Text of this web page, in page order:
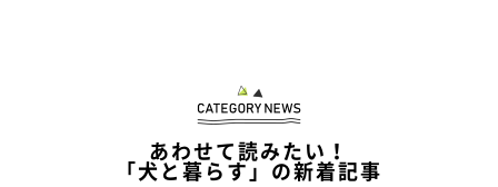
「仰向けに寝るのですが、体をクネクネさせてアピールし
「前足をチョイチョイしながらヘソ天してお腹を出しま
あわせて読みたい！
「犬と暮らす」の新着記事